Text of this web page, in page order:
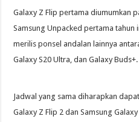
Galaxy Z Flip pertama diumumkan
Samsung Unpacked pertama tahun
merilis ponsel andalan lainnya
Galaxy S20 Ultra, dan Galaxy Buds+.
Jadwal yang sama diharapkan
Galaxy Z Flip 2 dan Samsung